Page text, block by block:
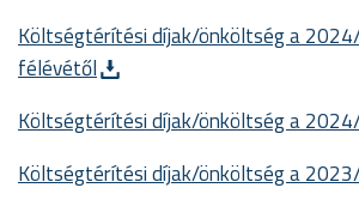
Költségtérítési díjak/önköltség a
félévétől
Költségtérítési díjak/önköltség a
Költségtérítési díjak/önköltség a